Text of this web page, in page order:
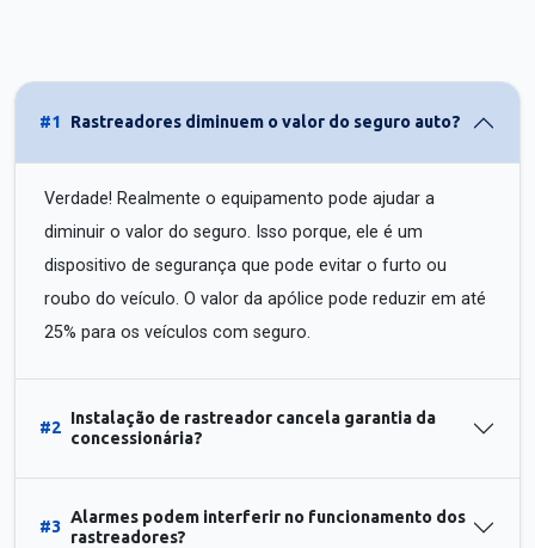
#1 Rastreadores diminuem o valor do seguro auto?
Verdade! Realmente o equipamento pode ajudar a
diminuir o valor do seguro. Isso porque, ele é um
dispositivo de segurança que pode evitar o furto ou
roubo do veículo. O valor da apólice pode reduzir em até
25% para os veículos com seguro.
#2
Instalação de rastreador cancela garantia da
concessionária?
#3
Alarmes podem interferir no funcionamento dos
rastreadores?